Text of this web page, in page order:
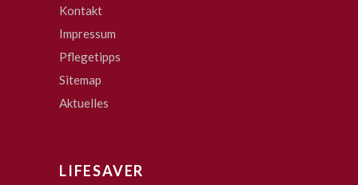
Kontakt
Impressum
Pflegetipps
Sitemap
Aktuelles
LIFESAVER